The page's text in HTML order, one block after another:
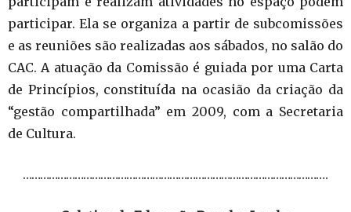
participar. Ela se organiza a partir de subcomissões
e as reuniões são realizadas aos sábados, no salão do
CAC. A atuação da Comissão é guiada por uma Carta
de Princípios, constituída na ocasião da criação da
“gestão compartilhada” em 2009, com a Secretaria
de Cultura.
…………………………………………………………………………………………….